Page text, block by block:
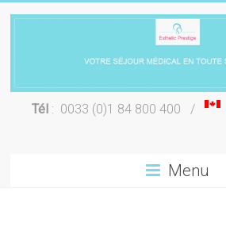
Chirurgie
Tél: 0033 (0)1 84 800 400 /
Menu